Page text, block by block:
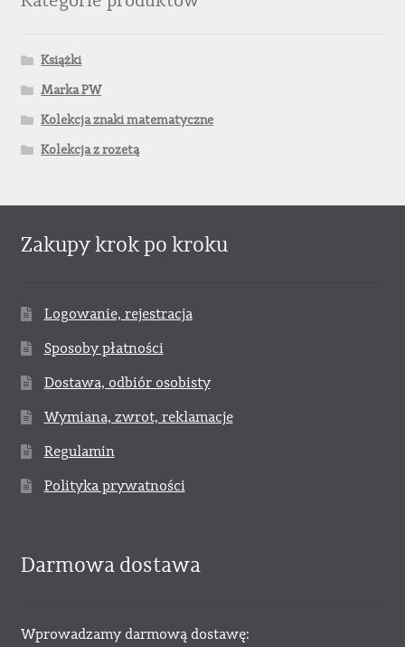
Książki
Marka PW
Kolekcja znaki matematyczne
Kolekcja z rozetą
Zakupy krok po kroku
Logowanie, rejestracja
Sposoby płatności
Dostawa, odbiór osobisty
Wymiana, zwrot, reklamacje
Regulamin
Polityka prywatności
Darmowa dostawa
Wprowadzamy darmową dostawę: